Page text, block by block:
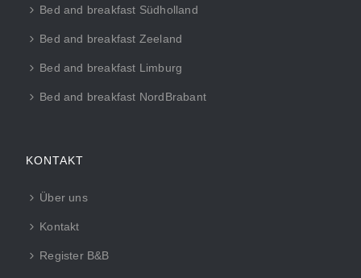
Bed and breakfast Südholland
Bed and breakfast Zeeland
Bed and breakfast Limburg
Bed and breakfast NordBrabant
KONTAKT
Über uns
Kontakt
Register B&B